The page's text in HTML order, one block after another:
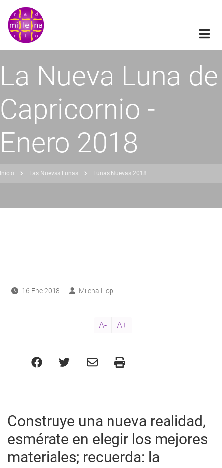
Pasar
contenido
principal
La Nueva Luna de
Capricornio -
Enero 2018
Inicio Las Nuevas Lunas Lunas Nuevas 2018
16 Ene 2018 Milena Llop
A- A+
Construye una nueva realidad,
esmérate en elegir los mejores
materiales; recuerda: la